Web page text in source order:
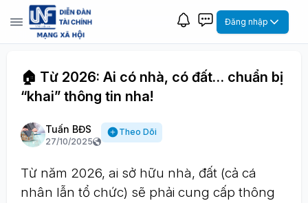
Đăng nhập
🏠 Từ 2026: Ai có nhà, có đất… chuẩn bị
“khai” thông tin nha!
Tuấn BĐS
27/10/2025
Theo Dõi
Từ năm 2026, ai sở hữu nhà, đất (cả cá
nhân lẫn tổ chức) sẽ phải cung cấp thông